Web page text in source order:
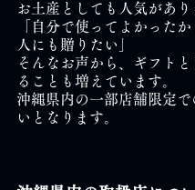
お土産としても人気があり
「自分で使ってよかった
人にも贈りたい」
そんなお声から、ギフト
ることも増えています。
沖縄県内の一部店舗限定で
いとなります。